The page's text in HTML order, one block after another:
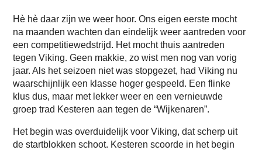
Hè hè daar zijn we weer hoor. Ons eigen eerste mocht
na maanden wachten dan eindelijk weer aantreden voor
een competitiewedstrijd. Het mocht thuis aantreden
tegen Viking. Geen makkie, zo wist men nog van vorig
jaar. Als het seizoen niet was stopgezet, had Viking nu
waarschijnlijk een klasse hoger gespeeld. Een flinke
klus dus, maar met lekker weer en een vernieuwde
groep trad Kesteren aan tegen de “Wijkenaren”.
Het begin was overduidelijk voor Viking, dat scherp uit
de startblokken schoot. Kesteren scoorde in het begin